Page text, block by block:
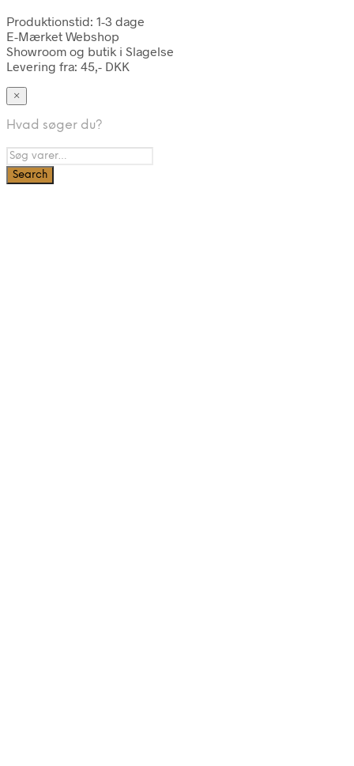
Produktionstid: 1-3 dage
E-Mærket Webshop
Showroom og butik i Slagelse
Levering fra: 45,- DKK
×
Hvad søger du?